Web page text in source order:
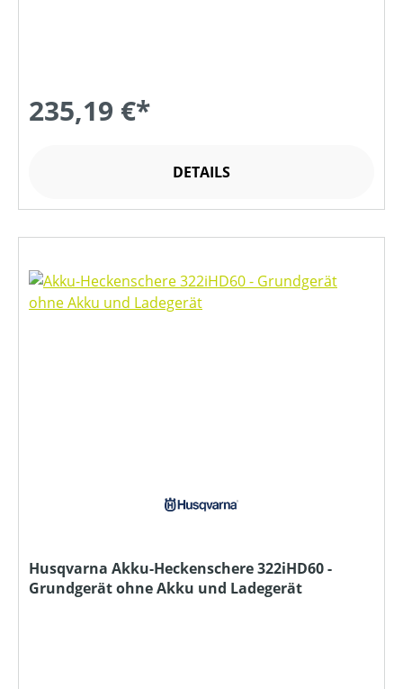
235,19 €*
DETAILS
Husqvarna Akku-Heckenschere 322iHD60 -
Grundgerät ohne Akku und Ladegerät